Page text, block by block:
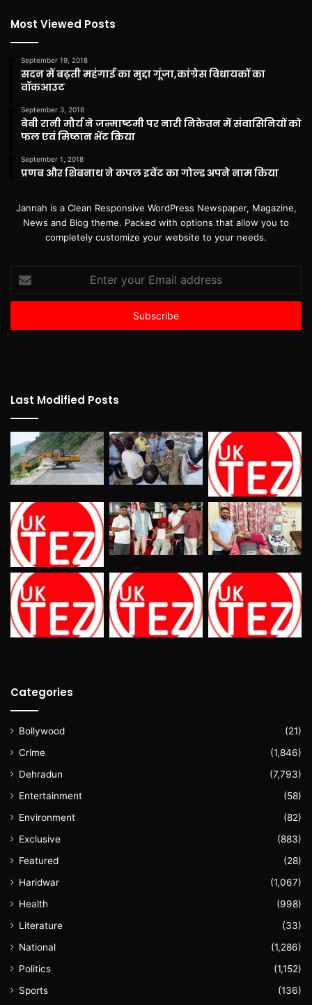
Most Viewed Posts
September 19, 2018
सदन में बढ़ती महंगाई का मुद्दा गूंजा,कांग्रेस विधायकों का
वॉकआउट
September 3, 2018
बेबी रानी मौर्य ने जन्माष्टमी पर नारी निकेतन में संवासिनियों को
फल एवं मिष्ठान भेंट किया
September 1, 2018
प्रणब और शिबनाथ ने कपल इवेंट का गोल्ड अपने नाम किया
Jannah is a Clean Responsive WordPress Newspaper, Magazine,
News and Blog theme. Packed with options that allow you to
completely customize your website to your needs.
your
Email
Last Modified Posts
Categories
Bollywood
(21)
Crime
(1,846)
Dehradun
(7,793)
Entertainment
(58)
Environment
(82)
Exclusive
(883)
Featured
(28)
Haridwar
(1,067)
Health
(998)
Literature
(33)
National
(1,286)
Politics
(1,152)
Sports
(136)